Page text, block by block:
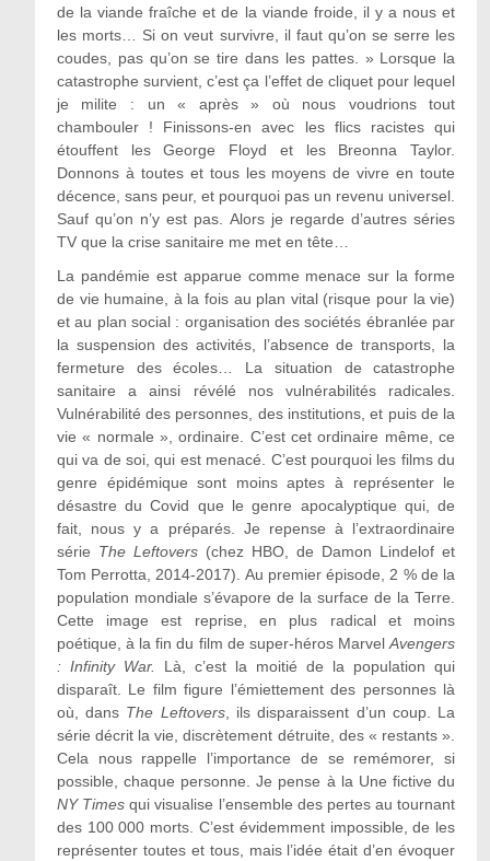
de la viande fraîche et de la viande froide, il y a nous et
les morts… Si on veut survivre, il faut qu’on se serre les
coudes, pas qu’on se tire dans les pattes. » Lorsque la
catastrophe survient, c’est ça l’effet de cliquet pour lequel
je milite : un « après » où nous voudrions tout
chambouler ! Finissons-en avec les flics racistes qui
étouffent les George Floyd et les Breonna Taylor.
Donnons à toutes et tous les moyens de vivre en toute
décence, sans peur, et pourquoi pas un revenu universel.
Sauf qu’on n’y est pas. Alors je regarde d’autres séries
TV que la crise sanitaire me met en tête…
La pandémie est apparue comme menace sur la forme
de vie humaine, à la fois au plan vital (risque pour la vie)
et au plan social : organisation des sociétés ébranlée par
la suspension des activités, l’absence de transports, la
fermeture des écoles… La situation de catastrophe
sanitaire a ainsi révélé nos vulnérabilités radicales.
Vulnérabilité des personnes, des institutions, et puis de la
vie « normale », ordinaire. C’est cet ordinaire même, ce
qui va de soi, qui est menacé. C’est pourquoi les films du
genre épidémique sont moins aptes à représenter le
désastre du Covid que le genre apocalyptique qui, de
fait, nous y a préparés. Je repense à l’extraordinaire
série The Leftovers (chez HBO, de Damon Lindelof et
Tom Perrotta, 2014-2017). Au premier épisode, 2 % de la
population mondiale s’évapore de la surface de la Terre.
Cette image est reprise, en plus radical et moins
poétique, à la fin du film de super-héros MarvelAvengers
: Infinity War.
Là, c’est la moitié de la population qui
disparaît. Le film figure l’émiettement des personnes là
où, dans The Leftovers, ils disparaissent d’un coup. La
série décrit la vie, discrètement détruite, des « restants ».
Cela nous rappelle l’importance de se remémorer, si
possible, chaque personne. Je pense à la Une fictive du
NY Times qui visualise l’ensemble des pertes au tournant
des 100 000 morts. C’est évidemment impossible, de les
représenter toutes et tous, mais l’idée était d’en évoquer